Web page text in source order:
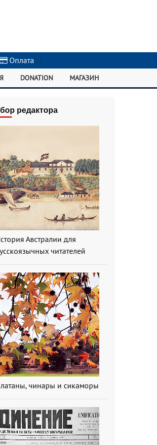
Оплата |
DONATION МАГАЗИН
редактора
Австралии для
читателей
чинары и сикаморы